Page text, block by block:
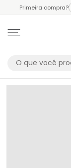
Primeira compra?